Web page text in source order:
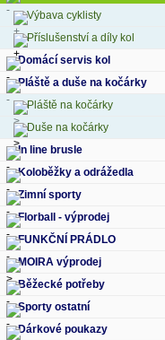
Výbava cyklisty
Příslušenství a díly kol
Domácí servis kol
Pláště a duše na kočárky
Pláště na kočárky
Duše na kočárky
In line brusle
Koloběžky a odrážedla
Zimní sporty
Florball - výprodej
FUNKČNÍ PRÁDLO
MOIRA výprodej
Běžecké potřeby
Sporty ostatní
Dárkové poukazy